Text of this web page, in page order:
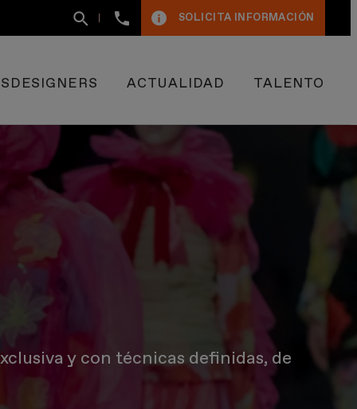
+34
93
SOLICITA INFORMACIÓN
ACTUALIDAD TALENTO
y con técnicas definidas, de